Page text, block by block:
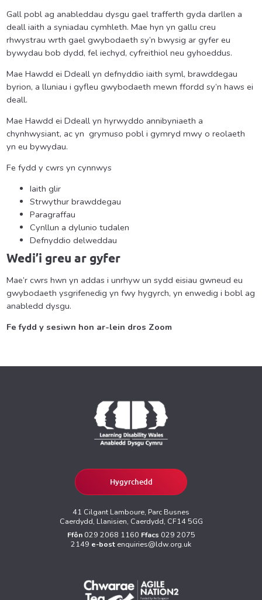
Gall pobl ag anableddau dysgu gael trafferth gyda darllen a
deall iaith a syniadau cymhleth. Mae hyn yn gallu creu
rhwystrau wrth gael gwybodaeth sy’n bwysig ar gyfer eu
bywydau bob dydd, fel iechyd, cyfreithiol neu gyhoeddus.
Mae Hawdd ei Ddeall yn defnyddio iaith syml, brawddegau
byrion, a lluniau i gyfleu gwybodaeth mewn ffordd sy’n haws ei
deall.
Mae Hawdd ei Ddeall yn hyrwyddo annibyniaeth a
chynhwysiant, ac yn grymuso pobl i gymryd mwy o reolaeth
yn eu bywydau.
Fe fydd y cwrs yn cynnwys
Iaith glir
Strwythur brawddegau
Paragraffau
Cynllun a dylunio tudalen
Defnyddio delweddau
Wedi’i greu ar gyfer
Mae’r cwrs hwn yn addas i unrhyw un sydd eisiau gwneud eu
gwybodaeth ysgrifenedig yn fwy hygyrch, yn enwedig i bobl ag
anabledd dysgu.
Fe fydd y sesiwn hon ar-lein dros Zoom
Hygyrchedd
41 Cilgant Lamboure, Parc Busnes
Caerdydd, Llanisien, Caerdydd, CF14 5GG
Ffôn 029 2068 1160 Ffacs 029 2075
2149 e-bost enquiries@ldw.org.uk